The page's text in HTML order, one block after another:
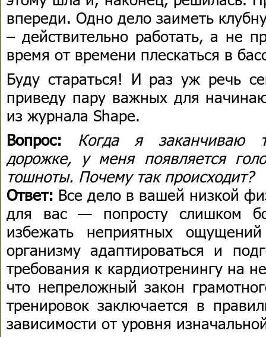
впереди. Одно дело заиметь
– действительно работать, а не
время от времени плескаться в
Буду стараться! И раз уж речь
приведу пару важных для
из журнала Shape.
Вопрос:
Когда я заканчиваю
дорожке, у меня появляется
тошноты. Почему так происходит?
Ответ: Все дело в вашей низкой
для вас — попросту слишком
избежать неприятных
организму адаптироваться и
требования к кардиотренингу на
что непреложный закон
тренировок заключается в
зависимости от уровня